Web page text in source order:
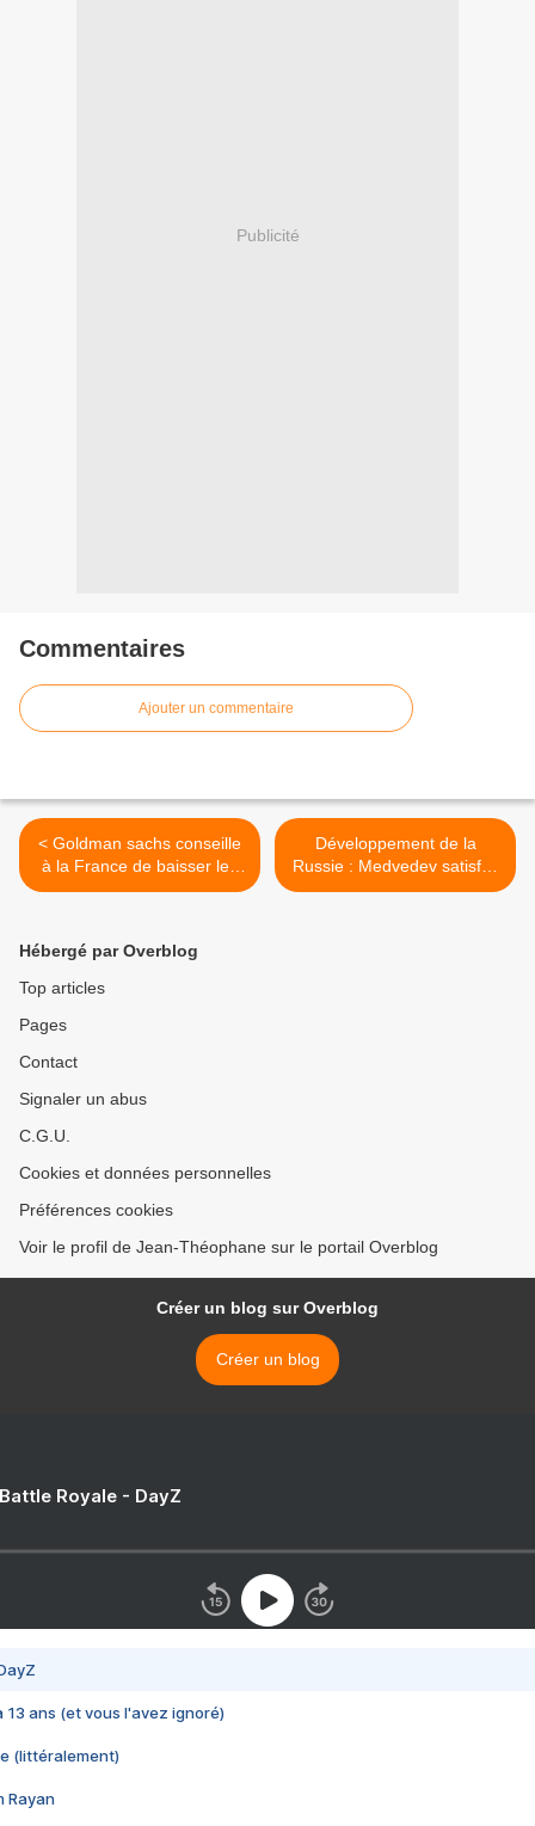
Publicité
Commentaires
Ajouter un commentaire
< Goldman sachs conseille
à la France de baisser les
salaires de 30 %
Développement de la
Russie : Medvedev satisfait
du modèle actuel >
Hébergé par Overblog
Top articles
Pages
Contact
Signaler un abus
C.G.U.
Cookies et données personnelles
Préférences cookies
Voir le profil de Jean-Théophane sur le portail Overblog
Créer un blog sur Overblog
Créer un blog
Royale - DayZ
13 ans (et vous l'avez ignoré)
(littéralement)
Rayan